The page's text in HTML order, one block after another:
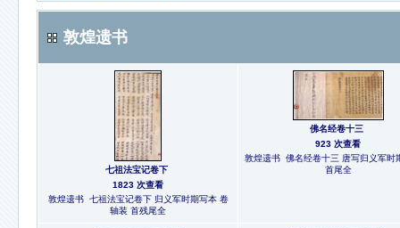
敦煌遗书
七祖法宝记卷下
1823 次查看
敦煌遗书 七祖法宝记卷下 归义军时期写本 卷
轴装 首残尾全
佛名经卷十三
923 次查看
敦煌遗书 佛名经卷十三 唐写归义军时
首尾全